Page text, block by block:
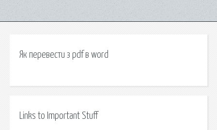
Як перевести з pdf в word
Links to Important Stuff